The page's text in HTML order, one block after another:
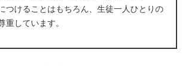
つけることはもちろん、生徒一人ひとりの
重しています。